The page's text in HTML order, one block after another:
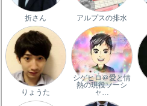
折さん アルプスの排水
りょうた
シゲヒロ＠愛と情
熱の現役ソーシ
ャ…